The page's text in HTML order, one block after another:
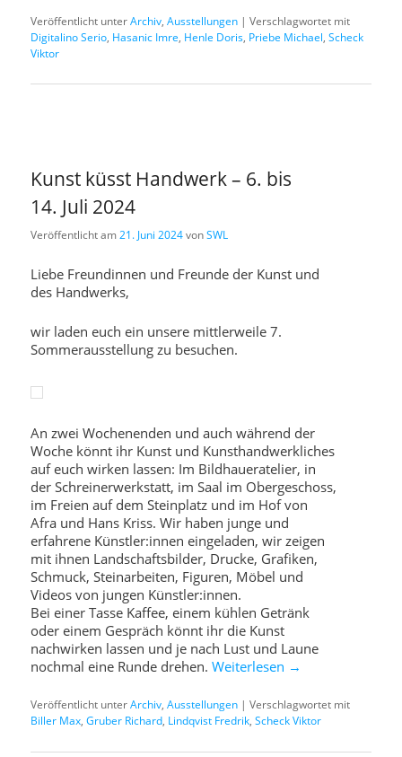
Veröffentlicht unterArchiv,Ausstellungen |Verschlagwortet mit
Digitalino Serio, Hasanic Imre, Henle Doris, Priebe Michael,Scheck
Viktor
Kunst küsst Handwerk – 6. bis
14. Juli 2024
Veröffentlicht am21. Juni 2024vonSWL
Liebe Freundinnen und Freunde der Kunst und
des Handwerks,
wir laden euch ein unsere mittlerweile 7.
Sommerausstellung zu besuchen.
An zwei Wochenenden und auch während der
Woche könnt ihr Kunst und Kunsthandwerkliches
auf euch wirken lassen: Im Bildhaueratelier, in
der Schreinerwerkstatt, im Saal im Obergeschoss,
im Freien auf dem Steinplatz und im Hof von
Afra und Hans Kriss. Wir haben junge und
erfahrene Künstler:innen eingeladen, wir zeigen
mit ihnen Landschaftsbilder, Drucke, Grafiken,
Schmuck, Steinarbeiten, Figuren, Möbel und
Videos von jungen Künstler:innen.
Bei einer Tasse Kaffee, einem kühlen Getränk
oder einem Gespräch könnt ihr die Kunst
nachwirken lassen und je nach Lust und Laune
nochmal eine Runde drehen.Weiterlesen →
Veröffentlicht unterArchiv,Ausstellungen |Verschlagwortet mit
Biller Max,Gruber Richard, Lindqvist Fredrik,Scheck Viktor